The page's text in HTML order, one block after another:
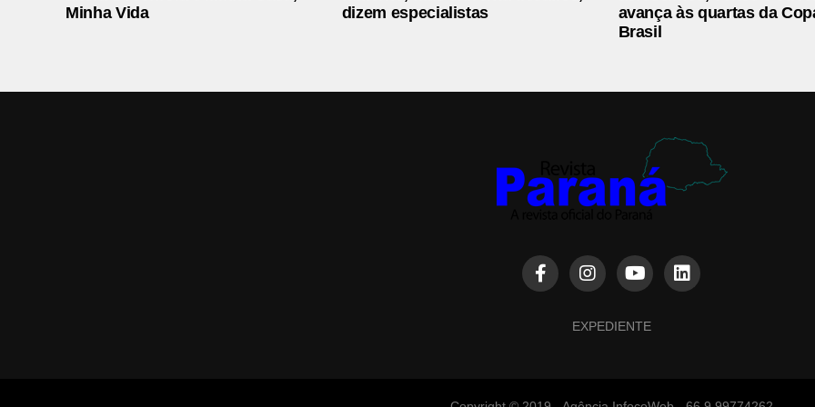
Minha Vida
dizem especialistas
avança às quartas da
Brasil
EXPEDIENTE